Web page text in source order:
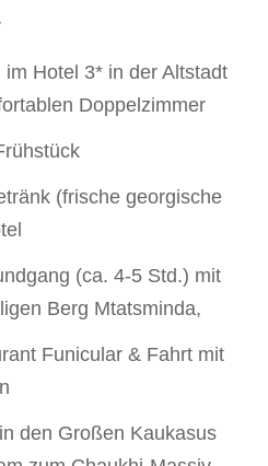
Hotel 3* in der Altstadt
Doppelzimmer
(frische georgische
(ca. 4-5 Std.) mit
Berg Mtatsminda,
Funicular & Fahrt mit
den Großen Kaukasus